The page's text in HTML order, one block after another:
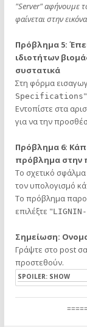
"Server" αφήνουμε
φαίνεται στην
Πρόβλημα 5:
ιδιοτήτων
συστατικά
Στη φόρμα
Specifications
Εντοπίστε στα
για να την
Πρόβλημα 6:
πρόβλημα στην
Το σχετικό σφάλμα
τον υπολογισμό
Το πρόβλημα
επιλέξτε "
Σημείωση:
Γράψτε στο post
προστεθούν.
SPOILER: SHOW